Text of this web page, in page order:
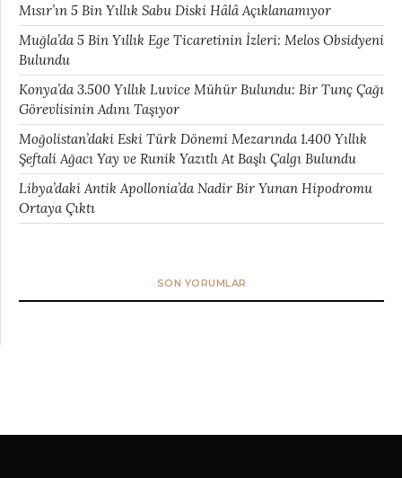
Mısır’ın 5 Bin Yıllık Sabu Diski Hâlâ Açıklanamıyor
Muğla’da 5 Bin Yıllık Ege Ticaretinin İzleri: Melos Obsidyeni
Bulundu
Konya’da 3.500 Yıllık Luvice Mühür Bulundu: Bir Tunç Çağı
Görevlisinin Adını Taşıyor
Moğolistan’daki Eski Türk Dönemi Mezarında 1.400 Yıllık
Şeftali Ağacı Yay ve Runik Yazıtlı At Başlı Çalgı Bulundu
Libya’daki Antik Apollonia’da Nadir Bir Yunan Hipodromu
Ortaya Çıktı
SON YORUMLAR